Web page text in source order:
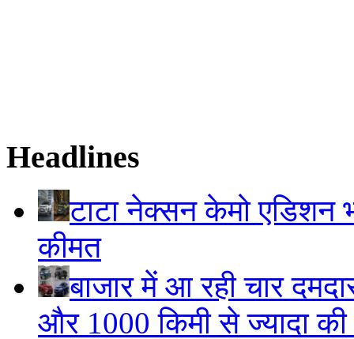
Headlines
टाटा नेक्सन केमो एडिशन
कीमत
बाजार में आ रही चार
और 1000 किमी से ज्यादा की